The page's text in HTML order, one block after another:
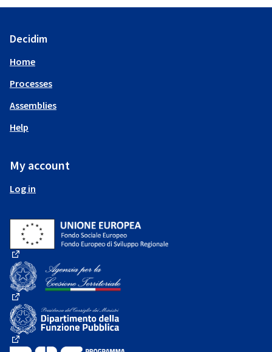
Decidim
Home
Processes
Assemblies
Help
My account
Log in
(External link)
(External link)
(External link)